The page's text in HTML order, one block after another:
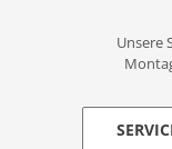
Unsere